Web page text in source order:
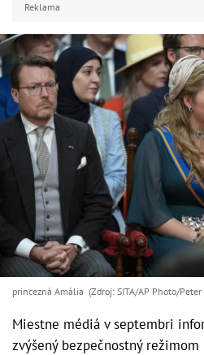
Reklama
princezná Amália (Zdroj: SITA/AP Photo/Peter
Miestne médiá v septembri
zvýšený bezpečnostný